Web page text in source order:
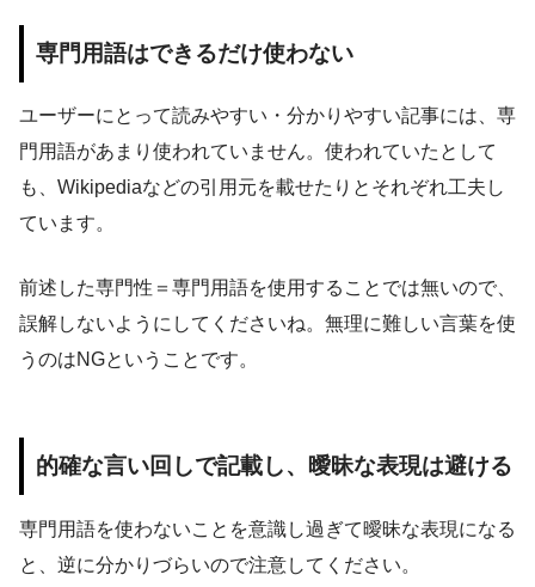
専門用語はできるだけ使わない
ユーザーにとって読みやすい・分かりやすい記事には、専
門用語があまり使われていません。使われていたとして
も、Wikipediaなどの引用元を載せたりとそれぞれ工夫し
ています。
前述した専門性＝専門用語を使用することでは無いので、
誤解しないようにしてくださいね。無理に難しい言葉を使
うのはNGということです。
的確な言い回しで記載し、曖昧な表現は避ける
専門用語を使わないことを意識し過ぎて曖昧な表現になる
と、逆に分かりづらいので注意してください。